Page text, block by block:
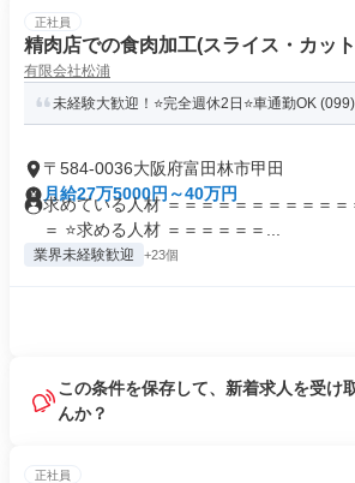
正社員
精肉店での食肉加工(スライス・カッ
有限会社松浦
未経験大歓迎！⭐完全週休2日⭐車通勤OK (099)
〒584-0036大阪府富田林市甲田
月給27万5000円～40万円
求めている人材 ＝＝＝＝＝＝＝＝＝＝
＝ ⭐求める人材 ＝＝＝＝＝＝...
業界未経験歓迎 +23個
この条件を保存して、新着求人を受け
んか？
正社員